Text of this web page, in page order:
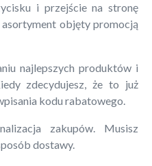
i przejście na stronę
objęty promocją
najlepszych produktów i
zdecydujesz, że to już
kodu rabatowego.
zakupów. Musisz
dostawy.